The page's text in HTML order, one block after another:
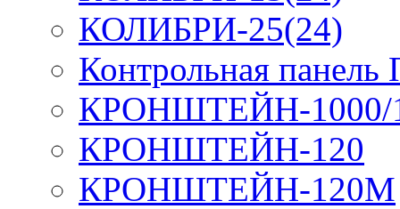
КОЛИБРИ-25(24)
Контрольная
КРОНШТЕЙН-1000/
КРОНШТЕЙН-120
КРОНШТЕЙН-120М